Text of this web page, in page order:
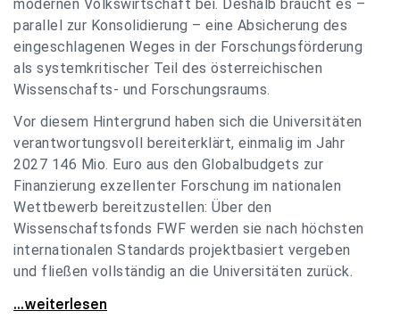
modernen Volkswirtschaft bei. Deshalb braucht es –
parallel zur Konsolidierung – eine Absicherung des
eingeschlagenen Weges in der Forschungsförderung
als systemkritischer Teil des österreichischen
Wissenschafts- und Forschungsraums.
Vor diesem Hintergrund haben sich die Universitäten
verantwortungsvoll bereiterklärt, einmalig im Jahr
2027 146 Mio. Euro aus den Globalbudgets zur
Finanzierung exzellenter Forschung im nationalen
Wettbewerb bereitzustellen: Über den
Wissenschaftsfonds FWF werden sie nach höchsten
internationalen Standards projektbasiert vergeben
und fließen vollständig an die Universitäten zurück.
Gemeinsam für einen starken Wissenschafts- und
...weiterlesen